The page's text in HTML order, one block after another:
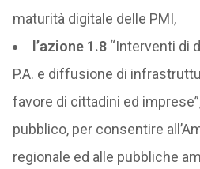
maturità digitale delle PMI,
l’azione 1.8“Interventi di
P.A. e diffusione di
favore di cittadini ed
pubblico, per consentire
regionale ed alle pubbliche